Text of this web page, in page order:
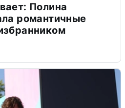
Полина
романтичные